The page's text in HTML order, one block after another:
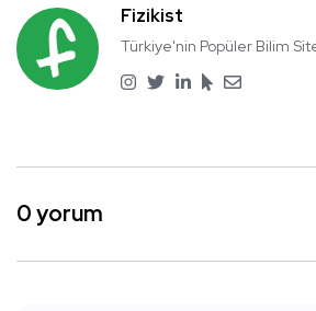
Fizikist
Türkiye'nin Popüler Bilim
0 yorum